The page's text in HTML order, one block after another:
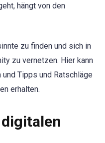
hängt von den
zu finden und sich in
zu vernetzen. Hier kann
Tipps und Ratschläge
erhalten.